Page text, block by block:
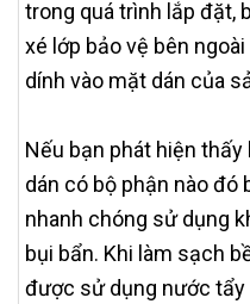
trong quá trình lắp đặt,
xé lớp bảo vệ bên
dính vào mặt dán của
Nếu bạn phát hiện
dán có bộ phận nào đó
nhanh chóng sử dụng
bụi bẩn. Khi làm sạch
được sử dụng nước tẩy